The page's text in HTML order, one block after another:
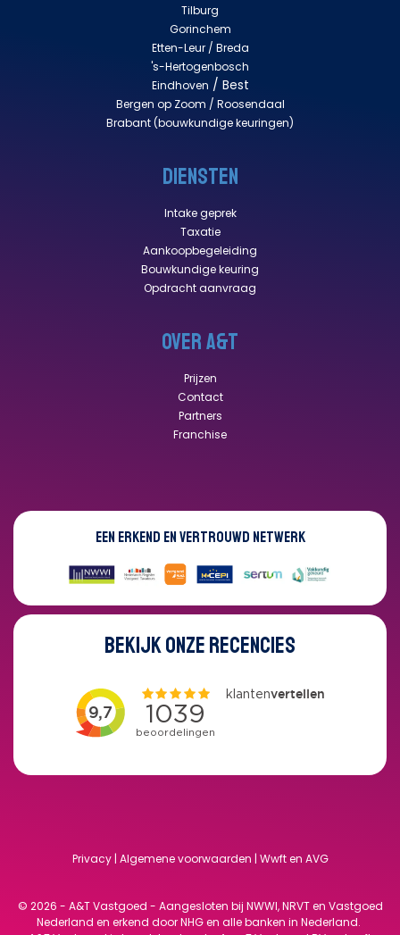
Tilburg
Gorinchem
Etten-Leur / Breda
's-Hertogenbosch
Eindhoven / Best
Bergen op Zoom / Roosendaal
Brabant(bouwkundige keuringen)
DIENSTEN
Intake geprek
Taxatie
Aankoopbegeleiding
Bouwkundige keuring
Opdracht aanvraag
OVER A&T
Prijzen
Contact
Partners
Franchise
EEN ERKEND EN VERTROUWD NETWERK
BEKIJK ONZE RECENCIES
Privacy| Algemene voorwaarden | Wwft en AVG
© 2026 - A&T Vastgoed - Aangesloten bij NWWI, NRVT en Vastgoed
Nederland en erkend door NHG en alle banken in Nederland.